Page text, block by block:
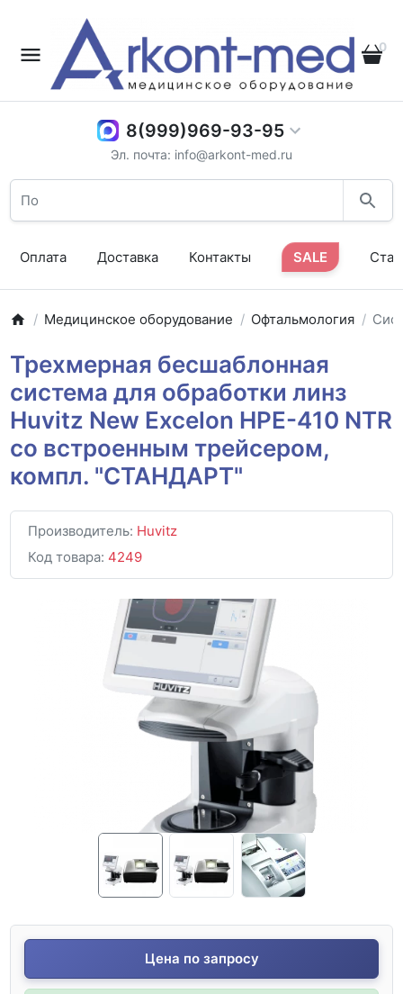
0
8(999)969-93-95
Эл. почта: info@arkont-med.ru
Оплата Доставка Контакты SALE
Медицинское оборудование Офтальмология
Трехмерная бесшаблонная
система для обработки линз
Huvitz New Excelon HPE-410 NTR
со встроенным трейсером,
компл. "СТАНДАРТ"
Производитель: Huvitz
Код товара: 4249
Цена по запросу